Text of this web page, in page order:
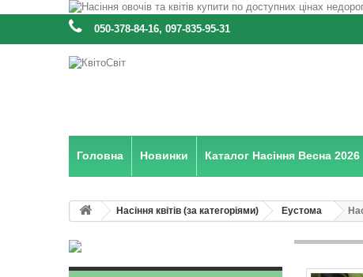
: 050-378-84-16, 097-835-95-31
Головна Новинки Каталог Насіння Весна 2026
Насіння квітів (за категоріями) Еустома